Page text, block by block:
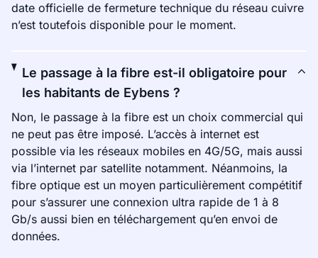
date officielle de fermeture technique du réseau cuivre
n’est toutefois disponible pour le moment.
Le passage à la fibre est-il obligatoire pour
les habitants de Eybens ?
Non, le passage à la fibre est un choix commercial qui
ne peut pas être imposé. L’accès à internet est
possible via les réseaux mobiles en 4G/5G, mais aussi
via l’internet par satellite notamment. Néanmoins, la
fibre optique est un moyen particulièrement compétitif
pour s’assurer une connexion ultra rapide de 1 à 8
Gb/s aussi bien en téléchargement qu’en envoi de
données.